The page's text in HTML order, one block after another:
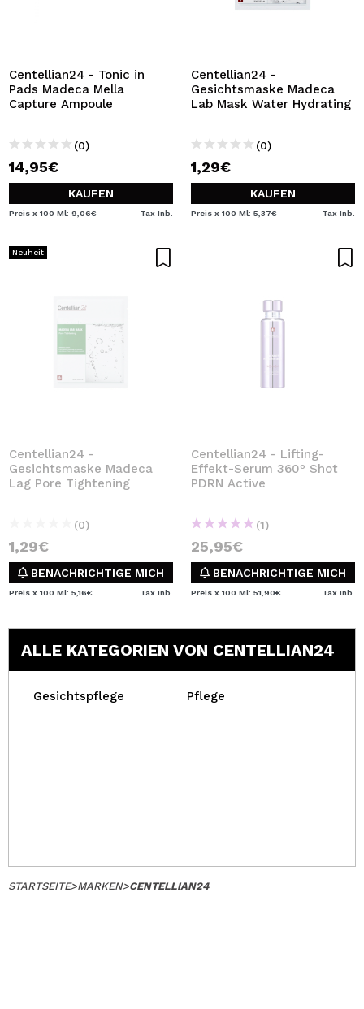
Centellian24 - Tonic in
Pads Madeca Mella
Capture Ampoule
(0)
14,95€
KAUFEN
Preis x 100 Ml: 9,06€ Tax Inb.
Centellian24 -
Gesichtsmaske Madeca
Lab Mask Water Hydrating
(0)
1,29€
KAUFEN
Preis x 100 Ml: 5,37€ Tax Inb.
Neuheit
Centellian24 -
Gesichtsmaske Madeca
Lag Pore Tightening
(0)
1,29€
BENACHRICHTIGE MICH
Preis x 100 Ml: 5,16€ Tax Inb.
Centellian24 - Lifting-
Effekt-Serum 360º Shot
PDRN Active
(1)
25,95€
BENACHRICHTIGE MICH
Preis x 100 Ml: 51,90€ Tax Inb.
ALLE KATEGORIEN VON CENTELLIAN24
Gesichtspflege Pflege
STARTSEITE>MARKEN>CENTELLIAN24